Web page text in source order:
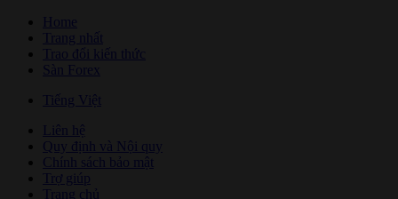
Home
Trang nhất
Trao đổi kiến thức
Sàn Forex
Tiếng Việt
Liên hệ
Quy định và Nội quy
Chính sách bảo mật
Trợ giúp
Trang chủ